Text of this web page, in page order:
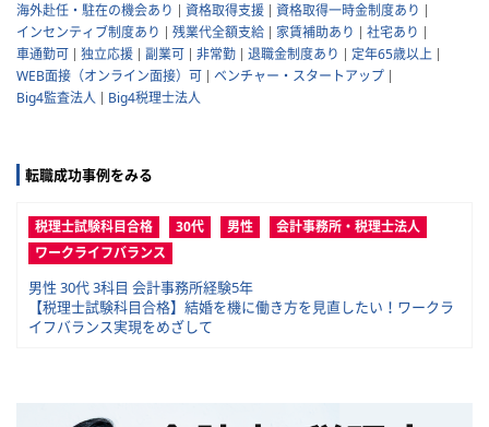
海外赴任・駐在の機会あり
資格取得支援
資格取得一時金制度あり
インセンティブ制度あり
残業代全額支給 家賃補助あり
社宅あり
車通勤可
独立応援 副業可 非常勤 退職金制度あり
定年65歳以上
WEB面接（オンライン面接）可
ベンチャー・スタートアップ
Big4監査法人
Big4税理士法人
転職成功事例をみる
税理士試験科目合格 30代 男性
会計事務所・税理士法人
ワークライフバランス
男性 30代 3科目 会計事務所経験5年
【税理士試験科目合格】結婚を機に働き方を見直したい！ワークラ
イフバランス実現をめざして